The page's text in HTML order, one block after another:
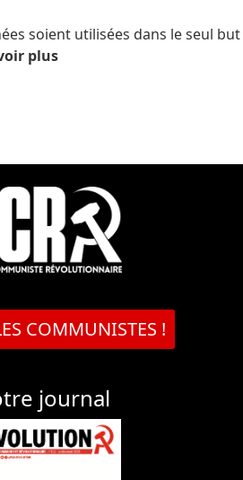
soient utilisées dans le seul but
plus
COMMUNISTES !
journal